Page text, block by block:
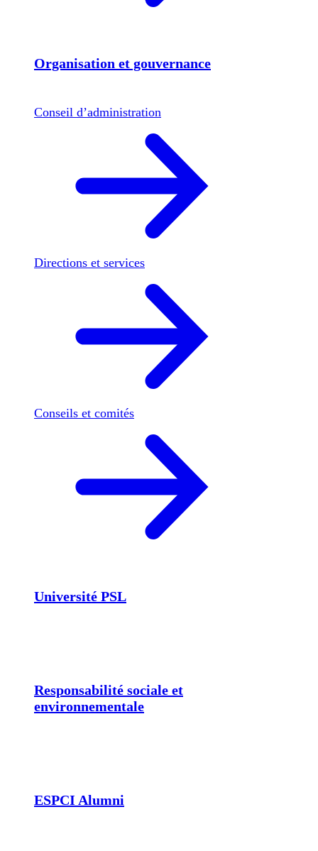
Organisation et gouvernance
Conseil d’administration
Directions et services
Conseils et comités
Université PSL
Responsabilité sociale et
environnementale
ESPCI Alumni